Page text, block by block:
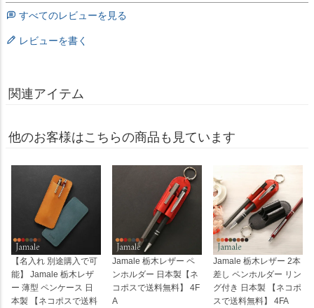
すべてのレビューを見る
レビューを書く
関連アイテム
他のお客様はこちらの商品も見ています
【名入れ 別途購入で可
能】 Jamale 栃木レザ
ー 薄型 ペンケース 日
本製 【ネコポスで送料
Jamale 栃木レザー ペ
ンホルダー 日本製【ネ
コポスで送料無料】 4F
A
Jamale 栃木レザー 2本
差し ペンホルダー リン
グ付き 日本製 【ネコポ
スで送料無料】 4FA